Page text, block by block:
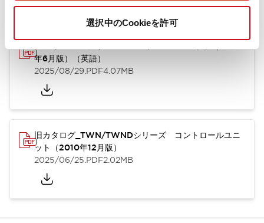
選択中のCookieを許可
年6月版）（英語）
2025/08/29.PDF4.07MB
旧カタログ_TWN/TWNDシリーズ コントロールユニ
ット（2010年12月版）
2025/06/25.PDF2.02MB